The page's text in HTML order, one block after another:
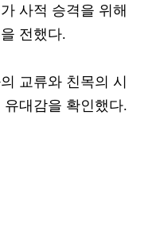
사적 승격을 위해
전했다.
교류와 친목의 시
대감을 확인했다.